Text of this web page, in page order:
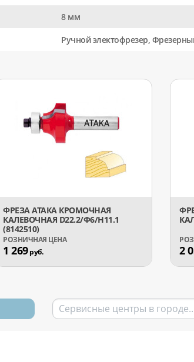
8 мм
Ручной электофрезер,
ФРЕЗА АТАКА КРОМОЧНАЯ
КАЛЕВОЧНАЯ D22.2/Ф6/H11.1
(8142510)
1 269руб. 2